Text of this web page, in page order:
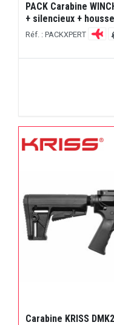
PACK Carabine
+ silencieux +
Réf. : PACKXPERT
Carabine KRISS